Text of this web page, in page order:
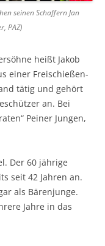
seinen Schaffern Jan
PAZ)
heißt Jakob
einer Freischießen-
tätig und gehört
an. Bei
Peiner Jungen,
Der 60 jährige
seit 42 Jahren an.
als Bärenjunge.
Jahre in das